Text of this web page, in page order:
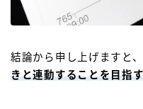
結論から申し上げますと、
きと連動することを目指